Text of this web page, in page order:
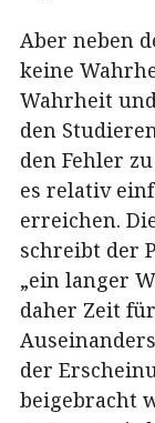
Aber neben
keine
Wahrheit
den
den Fehler
es relativ
erreichen.
schreibt der
„ein langer
daher Zeit
der
beigebracht